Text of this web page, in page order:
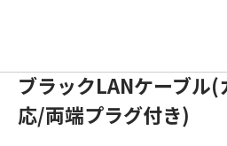
ブラックLANケーブル
応/両端プラグ付き)